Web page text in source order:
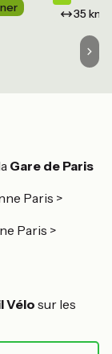
35 km
Gare de Paris
Paris >
Paris >
Vélo sur les